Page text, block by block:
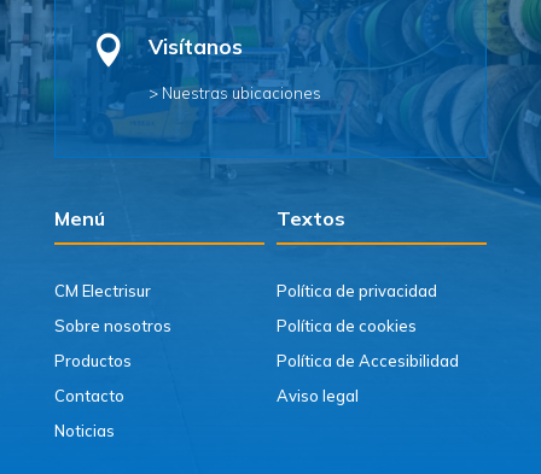
 Visítanos
> Nuestras ubicaciones
Menú Textos
CM Electrisur
Sobre nosotros
Productos
Contacto
Noticias
Política de privacidad
Política de cookies
Política de Accesibilidad
Aviso legal